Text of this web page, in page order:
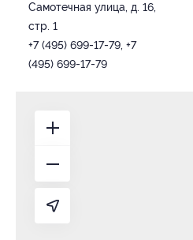
Самотечная улица, д. 16,
стр. 1
+7 (495) 699-17-79, +7
(495) 699-17-79